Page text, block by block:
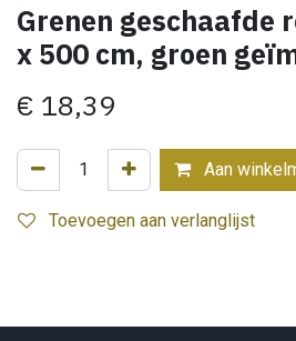
Grenen geschaafde
x 500 cm, groen
€ 18,39
Aan
Toevoegen aan verlanglijst